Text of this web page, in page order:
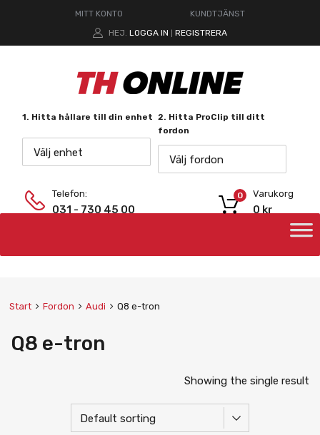
MITT KONTO
KUNDTJÄNST
HEJ. LOGGA IN REGISTRERA
1. Hitta hållare till din enhet
Välj enhet
2. Hitta ProClip till ditt
fordon
Välj fordon
Telefon:
031 - 730 45 00
Varukorg
0 kr
0
Start Fordon Audi Q8 e-tron
Q8 e-tron
Showing the single result